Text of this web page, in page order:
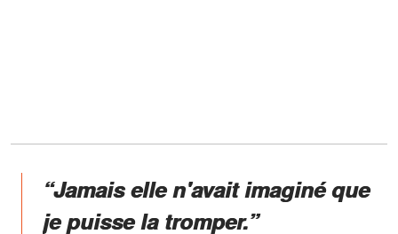
“Jamais elle n'avait imaginé que
je puisse la tromper.”